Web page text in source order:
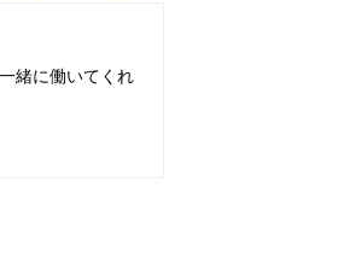
緒に働いてくれ